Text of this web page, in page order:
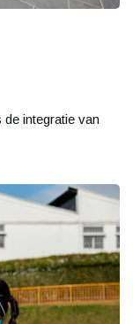
de integratie van